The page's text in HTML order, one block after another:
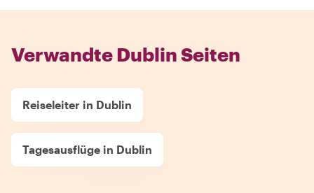
Verwandte Dublin Seiten
Reiseleiter in Dublin
Tagesausflüge in Dublin